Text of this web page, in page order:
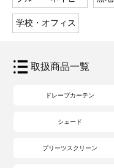
学校・オフィス
取扱商品一覧
ドレープカーテン
シェード
プリーツスクリーン